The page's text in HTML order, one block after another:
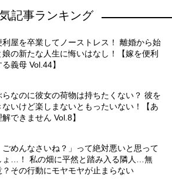
記事ランキング
利屋を卒業してノーストレス！ 離婚から始
娘の新たな人生に悔いはなし！【嫁を便利
義母 Vol.44】
らなのに彼女の荷物は持ちたくない？ 彼を
ないけど楽しまないともったいない！【あ
できません Vol.8】
ごめんなさいね？」って絶対悪いと思って
ょ…！ 私の畑に平然と踏み入る隣人…無
？その行動にモヤモヤが止まらない